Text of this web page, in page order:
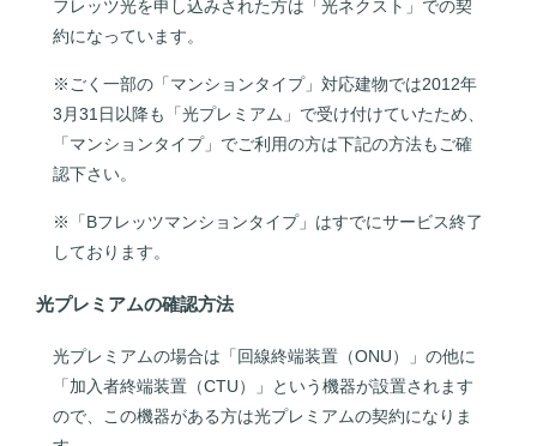
フレッツ光を申し込みされた方は「光ネクスト」での契
約になっています。
※ごく一部の「マンションタイプ」対応建物では2012年
3月31日以降も「光プレミアム」で受け付けていたため、
「マンションタイプ」でご利用の方は下記の方法もご確
認下さい。
※「Bフレッツマンションタイプ」はすでにサービス終了
しております。
光プレミアムの確認方法
光プレミアムの場合は「回線終端装置（ONU）」の他に
「加入者終端装置（CTU）」という機器が設置されます
ので、この機器がある方は光プレミアムの契約になりま